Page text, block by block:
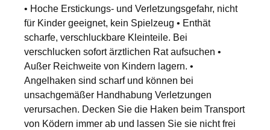
• Hoche Erstickungs- und Verletzungsgefahr, nicht
für Kinder geeignet, kein Spielzeug • Enthät
scharfe, verschluckbare Kleinteile. Bei
verschlucken sofort ärztlichen Rat aufsuchen •
Außer Reichweite von Kindern lagern. •
Angelhaken sind scharf und können bei
unsachgemäßer Handhabung Verletzungen
verursachen. Decken Sie die Haken beim Transport
von Ködern immer ab und lassen Sie sie nicht frei